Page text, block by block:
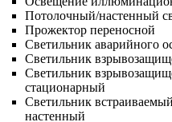
Потолочный/настенный
Прожектор переносной
Светильник аварийного
Светильник
Светильник
стационарный
Светильник
настенный